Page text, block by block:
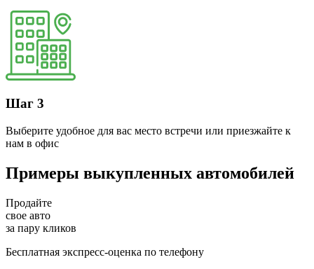
Шаг 3
Выберите удобное для вас место встречи или приезжайте к
нам в офис
Примеры выкупленных автомобилей
Продайте
свое авто
за пару кликов
Бесплатная экспресс-оценка по телефону